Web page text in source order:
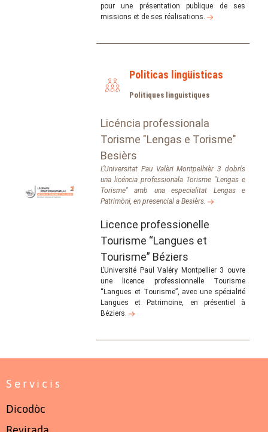
pour une présentation publique de ses
missions et de ses réalisations.
Politicas lingüisticas
Politiques linguistiques
Licéncia professionala
Torisme "Lengas e Torisme"
Besièrs
L’Universitat Pau Valèri Montpelhièr 3 dobrís
una licéncia professionala Torisme "Lengas e
Torisme" amb una especialitat Lengas e
Patrimòni, en presencial a Besièrs.
Licence professionelle
Tourisme “Langues et
Tourisme” Béziers
L’Université Paul Valéry Montpellier 3 ouvre
une licence professionnelle Tourisme
“Langues et Tourisme”, avec une spécialité
Langues et Patrimoine, en présentiel à
Béziers.
Servicis
Dicodòc